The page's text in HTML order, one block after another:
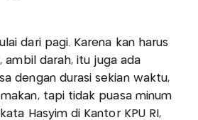
dari pagi. Karena kan harus
ambil darah, itu juga ada
dengan durasi sekian waktu,
tapi tidak puasa minum
Hasyim di Kantor KPU RI,